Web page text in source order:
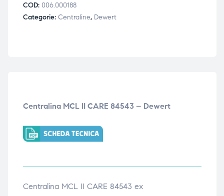
COD: 006.000188
Categorie: Centraline, Dewert
Centralina MCL II CARE 84543 – Dewert
Centralina MCL II CARE 84543 ex